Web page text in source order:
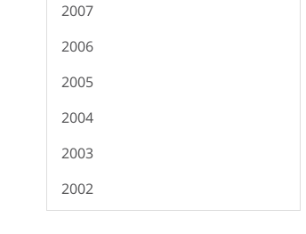
2007
2006
2005
2004
2003
2002